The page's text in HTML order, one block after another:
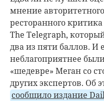
мнение авторитетного
ресторанного
The Telegraph,
два из пяти баллов. И
неблагоприятнее
«шедевре» Меган со
других экспертов. Об
сообщило издание